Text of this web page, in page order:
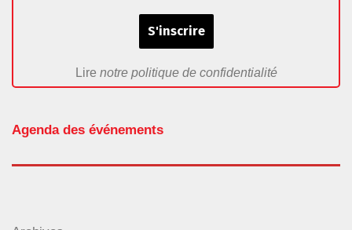
Lire notre politique de confidentialité
Agenda des événements